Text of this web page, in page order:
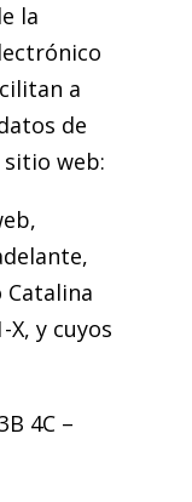
la
a
de
web:
Catalina
X, y cuyos
4C –